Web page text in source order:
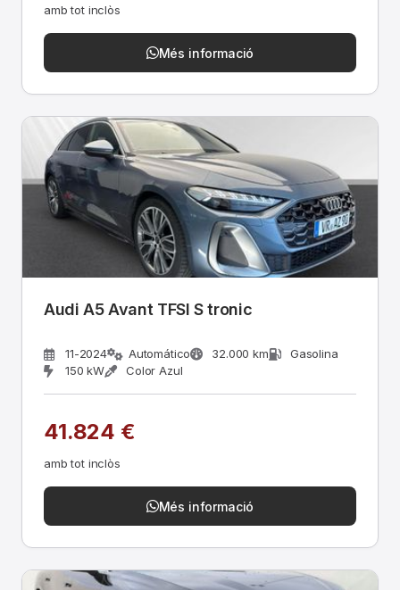
amb tot inclòs
Més informació
Audi A5 Avant TFSI S tronic
11-2024 Automático 32.000 km
Gasolina
150 kW
Color Azul
41.824 €
amb tot inclòs
Més informació